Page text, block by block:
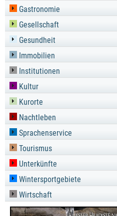
Gastronomie
Gesellschaft
Gesundheit
Immobilien
Institutionen
Kultur
Kurorte
Nachtleben
Sprachenservice
Tourismus
Unterkünfte
Wintersportgebiete
Wirtschaft